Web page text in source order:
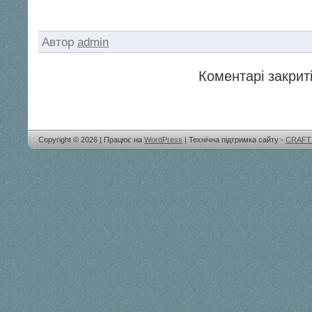
Автор admin
Коментарі
Copyright © 2026 | Працює на WordPress | Технічна підтримка сайту -